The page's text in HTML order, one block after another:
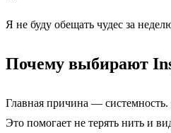
Я не буду обещать чудес за
Почему выбирают
Главная причина —
Это помогает не терять нить и